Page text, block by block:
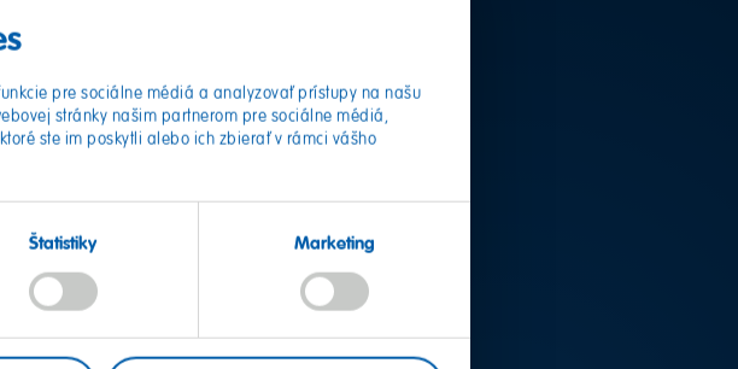
pre sociálne médiá a analyzovať prístupy na našu
stránky našim partnerom pre sociálne médiá,
ste im poskytli alebo ich zbierať v rámci vášho
Štatistiky Marketing
V roku
2006
... jsme privítali novinku Pico-Balla